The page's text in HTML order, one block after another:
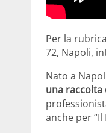
Per la
72, Napoli,
Nato a
una raccolta
anche per “Il